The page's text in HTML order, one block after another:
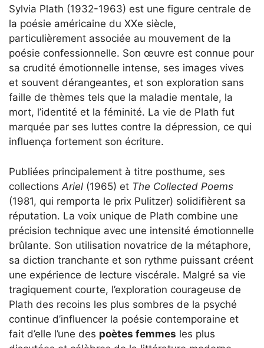
Sylvia Plath (1932-1963) est une figure centrale de
la poésie américaine du XXe siècle,
particulièrement associée au mouvement de la
poésie confessionnelle. Son œuvre est connue pour
sa crudité émotionnelle intense, ses images vives
et souvent dérangeantes, et son exploration sans
faille de thèmes tels que la maladie mentale, la
mort, l’identité et la féminité. La vie de Plath fut
marquée par ses luttes contre la dépression, ce qui
influença fortement son écriture.
Publiées principalement à titre posthume, ses
collections Ariel (1965) et The Collected Poems
(1981, qui remporta le prix Pulitzer) solidifièrent sa
réputation. La voix unique de Plath combine une
précision technique avec une intensité émotionnelle
brûlante. Son utilisation novatrice de la métaphore,
sa diction tranchante et son rythme puissant créent
une expérience de lecture viscérale. Malgré sa vie
tragiquement courte, l’exploration courageuse de
Plath des recoins les plus sombres de la psyché
continue d’influencer la poésie contemporaine et
fait d’elle l’une des poètes femmes les plus